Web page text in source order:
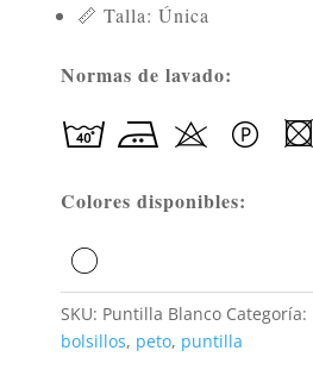
📏 Talla: Única
Normas de lavado:
Colores disponibles:
SKU: Puntilla Blanco Categoría:
bolsillos, peto, puntilla